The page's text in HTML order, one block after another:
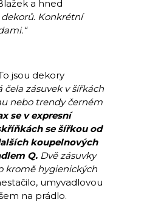
a hned
dekorů. Konkrétní
jsou dekory
zásuvek v šířkách
nebo trendy černém
se v expresní
se šířkou od
koupelnových
Q. Dvě zásuvky
kromě hygienických
umyvadlovou
na prádlo.